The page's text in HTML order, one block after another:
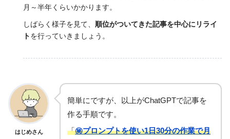
月～半年くらいかかります。
しばらく様子を見て、 順位がついてきた記事を中心にリライ
トを行っていきましょう。
はじめさん
簡単にですが、以上がChatGPTで記事を
作る手順です。
「㊙︎プロンプトを使い1日30分の作業で月